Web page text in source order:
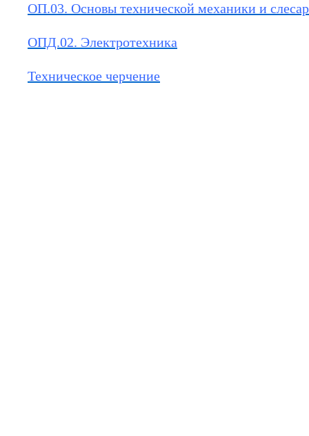
ОП.03. Основы технической механики и
ОПД.02. Электротехника
Техническое черчение